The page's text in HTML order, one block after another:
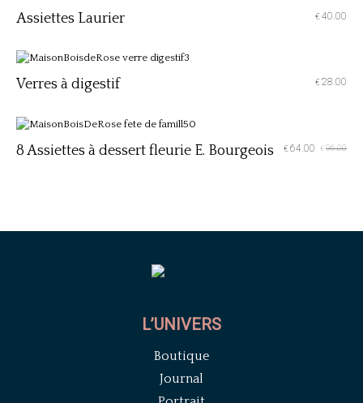
Assiettes Laurier €40.00
Verres à digestif €28.00
8 Assiettes à dessert fleurie E. Bourgeois €96.00
€64.00
L’UNIVERS
Boutique
Journal